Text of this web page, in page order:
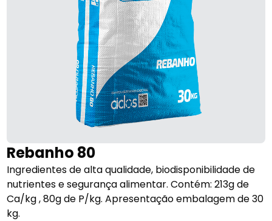
Rebanho 80
Ingredientes de alta qualidade, biodisponibilidade de
nutrientes e segurança alimentar. Contém: 213g de
Ca/kg , 80g de P/kg. Apresentação embalagem de 30
kg.